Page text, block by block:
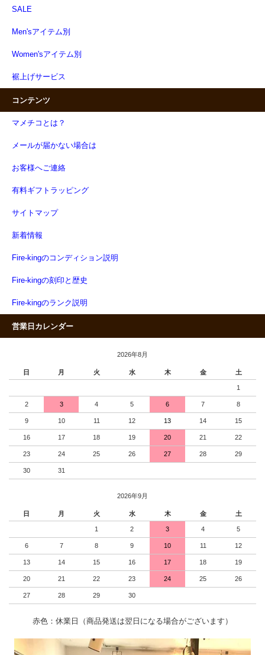
SALE
Men'sアイテム別
Women'sアイテム別
裾上げサービス
コンテンツ
マメチコとは？
メールが届かない場合は
お客様へご連絡
有料ギフトラッピング
サイトマップ
新着情報
Fire-kingのコンディション説明
Fire-kingの刻印と歴史
Fire-kingのランク説明
営業日カレンダー
2026年8月
日 月 火 水 木 金 土
1
2 3 4 5 6 7 8
9 10 11 12 13 14 15
16 17 18 19 20 21 22
23 24 25 26 27 28 29
30 31
2026年9月
日 月 火 水 木 金 土
1 2 3 4 5
6 7 8 9 10 11 12
13 14 15 16 17 18 19
20 21 22 23 24 25 26
27 28 29 30
赤色：休業日（商品発送は翌日になる場合がございます）